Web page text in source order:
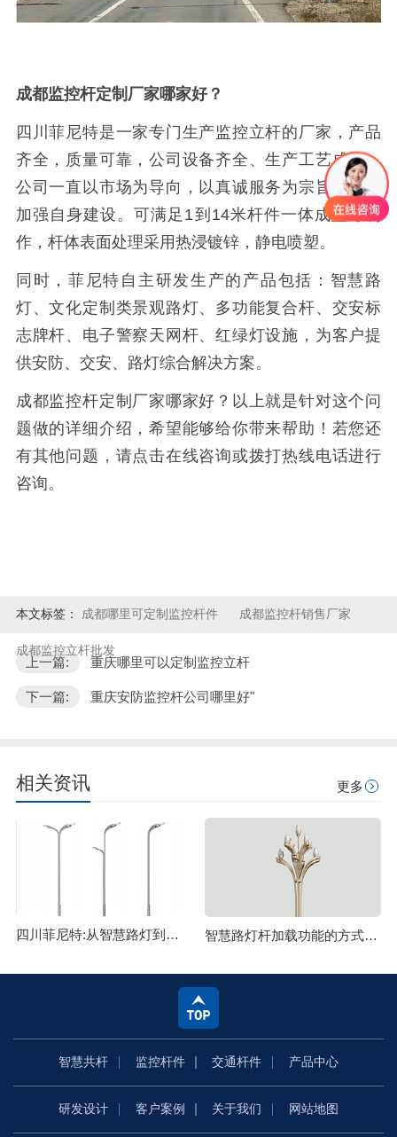
成都监控杆定制厂家哪家好？
四川菲尼特是一家专门生产监控立杆的厂家，产品
齐全，质量可靠，公司设备齐全、生产工艺成熟。
公司一直以市场为导向，以真诚服务为宗旨，不断
加强自身建设。可满足1到14米杆件一体成型等制
作，杆体表面处理采用热浸镀锌，静电喷塑。
同时，菲尼特自主研发生产的产品包括：智慧路
灯、文化定制类景观路灯、多功能复合杆、交安标
志牌杆、电子警察天网杆、红绿灯设施，为客户提
供安防、交安、路灯综合解决方案。
成都监控杆定制厂家哪家好？以上就是针对这个问
题做的详细介绍，希望能够给你带来帮助！若您还
有其他问题，请点击在线咨询或拨打热线电话进行
咨询。
本文标签： 成都哪里可定制监控杆件 成都监控杆销售厂家
成都监控立杆批发
上一篇: 重庆哪里可以定制监控立杆
下一篇: 重庆安防监控杆公司哪里好"
相关资讯 更多
四川菲尼特:从智慧路灯到数字孪生再到元宇宙 智慧路灯杆加载功能的方式主要有哪些
智慧共杆 监控杆件 交通杆件 产品中心
研发设计 客户案例 关于我们 网站地图